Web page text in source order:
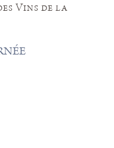
Vins de la